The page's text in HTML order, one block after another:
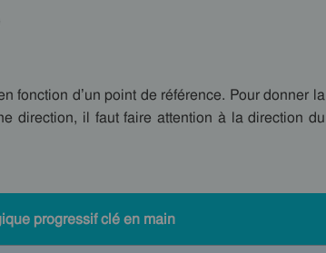
fonction d’un point de référence. Pour donner la
direction, il faut faire attention à la direction du
progressif clé en main